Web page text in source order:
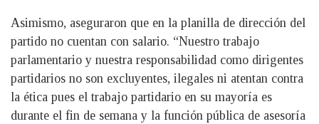
Asimismo, aseguraron que en la planilla de dirección del
partido no cuentan con salario. “Nuestro trabajo
parlamentario y nuestra responsabilidad como dirigentes
partidarios no son excluyentes, ilegales ni atentan contra
la ética pues el trabajo partidario en su mayoría es
durante el fin de semana y la función pública de asesoría